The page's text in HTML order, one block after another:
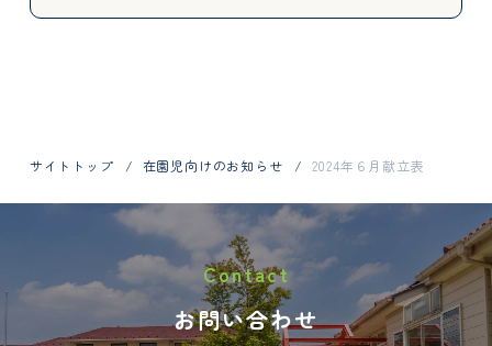
お問い合わせはお電話で
048-798-1404
サイトトップ 在園児向けのお知らせ 2024年６月献立表
Contact
お問い合わせ